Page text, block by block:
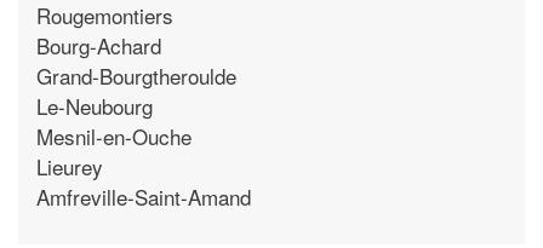
Rougemontiers
Bourg-Achard
Grand-Bourgtheroulde
Le-Neubourg
Mesnil-en-Ouche
Lieurey
Amfreville-Saint-Amand